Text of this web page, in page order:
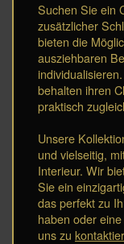
Suchen Sie ein
zusätzlicher
bieten die
ausziehbaren
behalten ihren
praktisch
Unsere
und vielseitig,
Interieur. Wir
Sie ein
das perfekt zu
haben oder
uns zu